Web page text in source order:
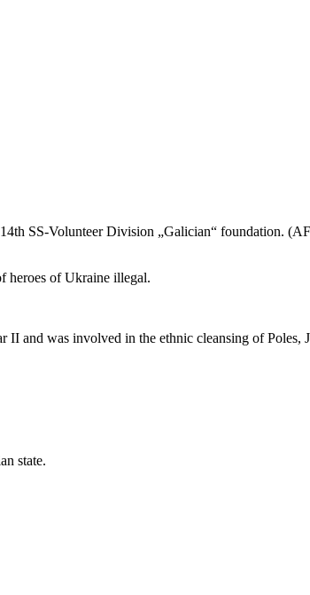
SS-Volunteer Division „Galician“ foundation.
heroes of Ukraine illegal.
and was involved in the ethnic cleansing of Poles,
state.